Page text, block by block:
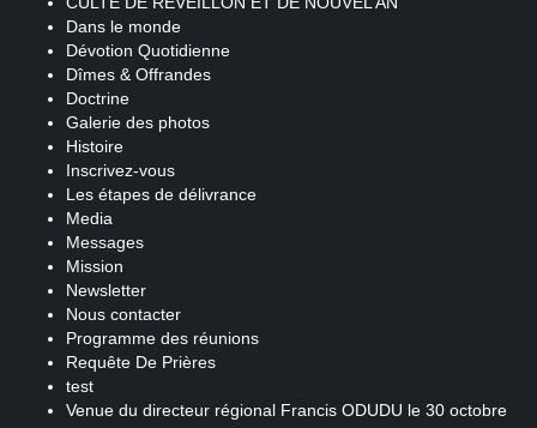
Dans le monde
Dévotion Quotidienne
Dîmes & Offrandes
Doctrine
Galerie des photos
Histoire
Inscrivez-vous
Les étapes de délivrance
Media
Messages
Mission
Newsletter
Nous contacter
Programme des réunions
Requête De Prières
test
Venue du directeur régional Francis ODUDU le 30 octobre